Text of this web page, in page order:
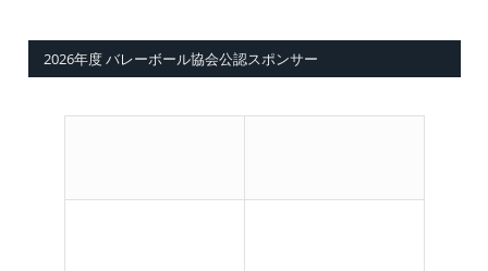
2026年度 バレーボール協会公認スポンサー